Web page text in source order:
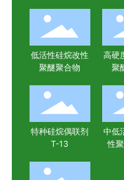
低活性硅烷改性
聚醚聚合物
高硬
聚
特种硅烷偶联剂
T-13
中低
性